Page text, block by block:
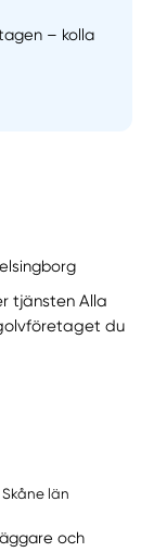
– kolla
tjänsten Alla
du
län
och